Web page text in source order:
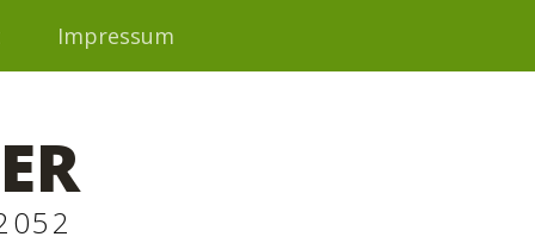
Impressum